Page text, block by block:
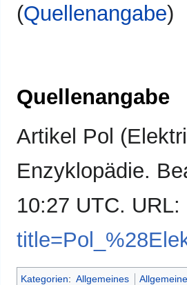
(Quellenangabe)
Quellenangabe
Artikel Pol
Enzyklopädie.
10:27 UTC. URL:
Kategorien: Allgemeines